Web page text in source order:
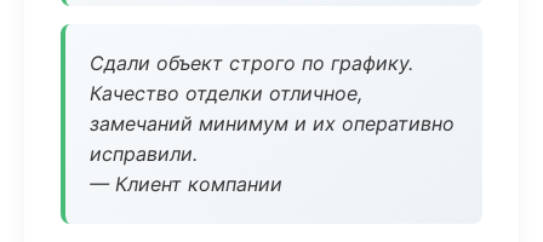
Сдали объект строго по графику.
Качество отделки отличное,
замечаний минимум и их оперативно
исправили.
— Клиент компании